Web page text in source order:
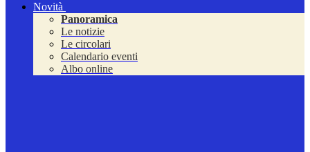
Novità
Panoramica
Le notizie
Le circolari
Calendario eventi
Albo online